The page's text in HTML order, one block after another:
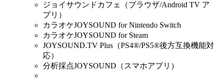
ジョイサウンドカフェ（ブラウザ/Android TV ア
プリ）
カラオケJOYSOUND for Nintendo Switch
カラオケJOYSOUND for Steam
JOYSOUND.TV Plus（PS4®/PS5®後方互換機能対
応）
分析採点JOYSOUND（スマホアプリ）